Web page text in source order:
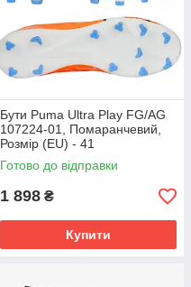
Бути Puma Ultra Play FG/AG
107224-01, Помаранчевий,
Розмір (EU) - 41
Готово до відправки
1 898 ₴
Купити